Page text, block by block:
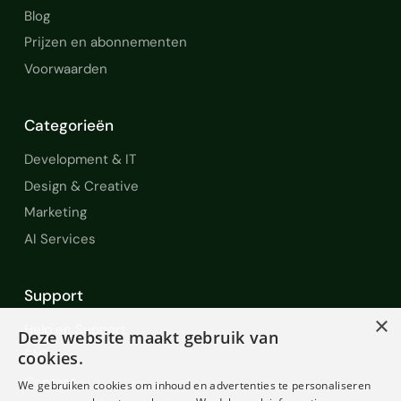
Blog
Prijzen en abonnementen
Voorwaarden
Categorieën
Development & IT
Design & Creative
Marketing
AI Services
Support
Help en Support
FAQ
Contact
×
Deze website maakt gebruik van
cookies.
We gebruiken cookies om inhoud en advertenties te personaliseren